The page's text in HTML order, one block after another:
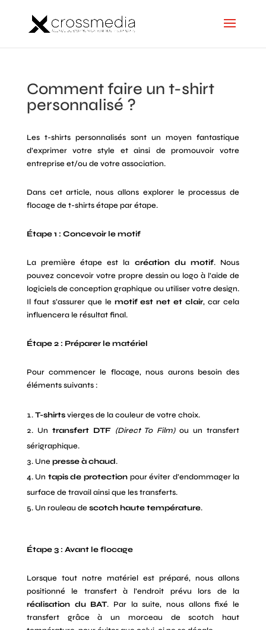
Comment faire un t-shirt
personnalisé ?
Les t-shirts personnalisés sont un moyen fantastique
d’exprimer votre style et ainsi de promouvoir votre
entreprise et/ou de votre association.
Dans cet article, nous allons explorer le processus de
flocage de t-shirts étape par étape.
Étape 1 : Concevoir le motif
La première étape est la création du motif. Nous
pouvez concevoir votre propre dessin ou logo à l’aide de
logiciels de conception graphique ou utiliser votre design.
Il faut s’assurer que le motif est net et clair, car cela
influencera le résultat final.
Étape 2 : Préparer le matériel
Pour commencer le flocage, nous aurons besoin des
éléments suivants :
T-shirtsvierges de la couleur de votre choix.
Un transfert DTF (Direct To Film)ou un transfert
sérigraphique.
Une presse à chaud.
Un tapis de protection pour éviter d’endommager la
surface de travail ainsi que les transferts.
Un rouleau de scotch haute température.
Étape 3 : Avant le flocage
Lorsque tout notre matériel est préparé, nous allons
positionné le transfert à l’endroit prévu lors de la
réalisation du BAT. Par la suite, nous allons fixé le
transfert grâce à un morceau de scotch haut